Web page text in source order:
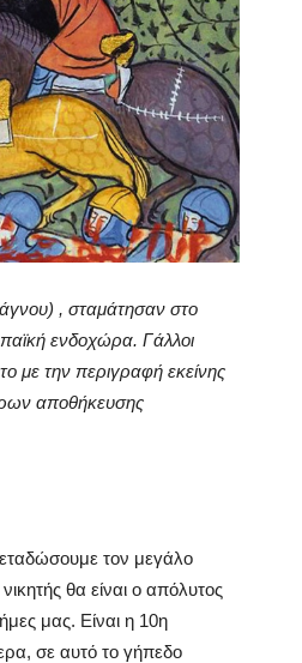
, σταμάτησαν στο
ενδοχώρα. Γάλλοι
με την περιγραφή εκείνης
αποθήκευσης
τον μεγάλο
θα είναι ο απόλυτος
μας. Είναι η 10η
σε αυτό το γήπεδο